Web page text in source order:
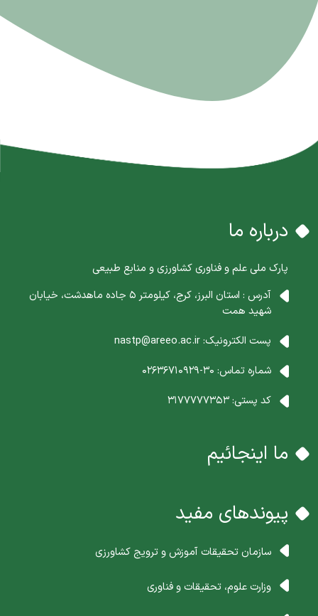
درباره ما
پارک ملی علم و فناوری کشاورزی و منابع طبیعی
آدرس : استان البرز، کرج، کیلومتر 5 جاده ماهدشت، خیابان
شهید همت
پست الکترونیک:nastp@areeo.ac.ir
شماره تماس: 30-02636710929
کد پستی:3177777353
ما اینجائیم
پیوندهای مفید
سازمان تحقیقات آموزش و ترویج کشاورزی
وزارت علوم، تحقیقات و فناوری